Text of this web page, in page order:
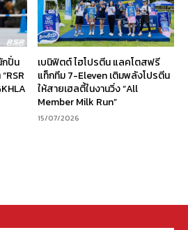
กปั่น
เบนิฟิตต์ ไฮโปรตีน แลคโตสฟรี
แท็กทีม 7-Eleven เติมพลังโปรตีน
ให้สายเฮลตี้ในงานวิ่ง “All
Member Milk Run”
15/07/2026